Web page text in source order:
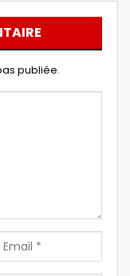
publiée.